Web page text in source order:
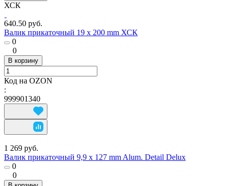
ХСК
640.50 руб.
Валик прикаточный 19 х 200 mm ХСК
0
0
В корзину
Код на OZON
:
999901340
1 269 руб.
Валик прикаточный 9,9 x 127 mm Alum. Detail Delux
0
0